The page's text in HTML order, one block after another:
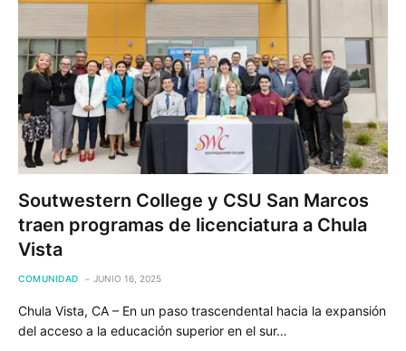
Soutwestern College y CSU San Marcos
traen programas de licenciatura a Chula
Vista
COMUNIDAD JUNIO 16, 2025
Chula Vista, CA – En un paso trascendental hacia la expansión
del acceso a la educación superior en el sur…